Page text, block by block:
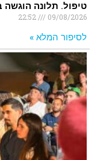
טיפול. תלונה
09/08/2026
22:52
לסיפור המלא »